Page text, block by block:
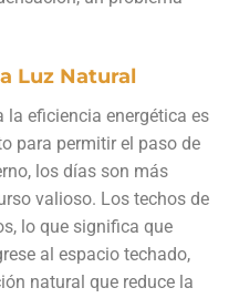
Luz Natural
la eficiencia energética es
para permitir el paso de
los días son más
valioso. Los techos de
lo que significa que
al espacio techado,
natural que reduce la